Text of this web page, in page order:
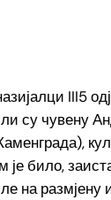
су чувену
било,
на размјену